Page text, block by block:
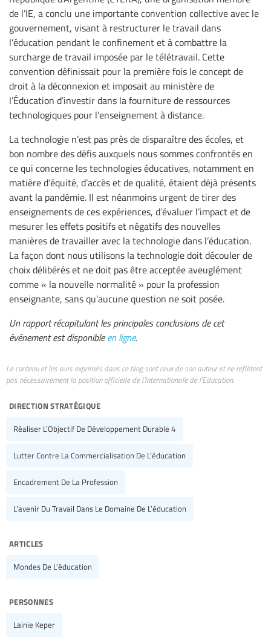
de l’IE, a conclu une importante convention collective avec le
gouvernement, visant à restructurer le travail dans
l’éducation pendant le confinement et à combattre la
surcharge de travail imposée par le télétravail. Cette
convention définissait pour la première fois le concept de
droit à la déconnexion et imposait au ministère de
l’Éducation d’investir dans la fourniture de ressources
technologiques pour l’enseignement à distance.
La technologie n’est pas près de disparaître des écoles, et
bon nombre des défis auxquels nous sommes confrontés en
ce qui concerne les technologies éducatives, notamment en
matière d’équité, d’accès et de qualité, étaient déjà présents
avant la pandémie. Il est néanmoins urgent de tirer des
enseignements de ces expériences, d’évaluer l’impact et de
mesurer les effets positifs et négatifs des nouvelles
manières de travailler avec la technologie dans l’éducation.
La façon dont nous utilisons la technologie doit découler de
choix délibérés et ne doit pas être acceptée aveuglément
comme « la nouvelle normalité » pour la profession
enseignante, sans qu’aucune question ne soit posée.
Un rapport récapitulant les principales conclusions de cet
événement est disponibleen ligne.
Le contenu et les avis exprimés dans ce blog sont ceux de son auteur et ne reflètent
pas nécessairement la position officielle de l’Internationale de l’Education.
direction stratégique
Réaliser L’Objectif De Développement Durable 4
Lutter Contre La Commercialisation De L’éducation
Encadrement De La Profession
L’avenir Du Travail Dans Le Domaine De L’éducation
articles
Mondes De L'éducation
personnes
Lainie Keper